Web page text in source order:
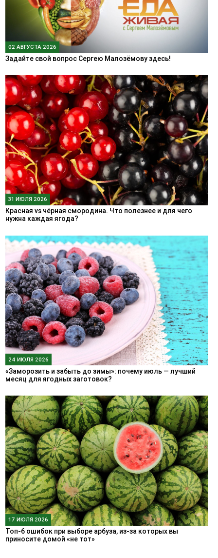
02 АВГУСТА 2026
Задайте свой вопрос Сергею Малозёмову здесь!
31 ИЮЛЯ 2026
Красная vs чёрная смородина. Что полезнее и для чего
нужна каждая ягода?
24 ИЮЛЯ 2026
«Заморозить и забыть до зимы»: почему июль — лучший
месяц для ягодных заготовок?
17 ИЮЛЯ 2026
Топ-6 ошибок при выборе арбуза, из-за которых вы
приносите домой «не тот»